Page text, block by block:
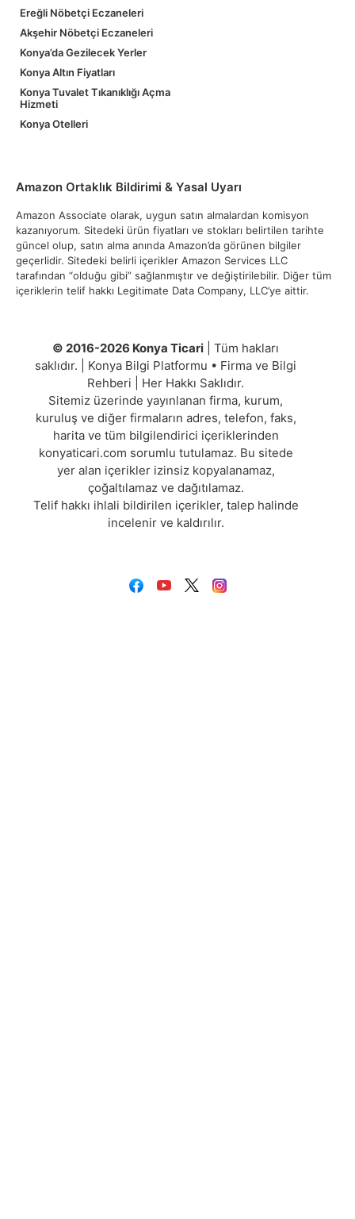
Ereğli Nöbetçi Eczaneleri
Akşehir Nöbetçi Eczaneleri
Konya’da Gezilecek Yerler
Konya Altın Fiyatları
Konya Tuvalet Tıkanıklığı Açma
Hizmeti
Konya Otelleri
Amazon Ortaklık Bildirimi & Yasal Uyarı
Amazon Associate olarak, uygun satın almalardan komisyon
kazanıyorum. Sitedeki ürün fiyatları ve stokları belirtilen tarihte
güncel olup, satın alma anında Amazon’da görünen bilgiler
geçerlidir. Sitedeki belirli içerikler Amazon Services LLC
tarafından “olduğu gibi” sağlanmıştır ve değiştirilebilir. Diğer tüm
içeriklerin telif hakkı Legitimate Data Company, LLC’ye aittir.
© 2016-2026 Konya Ticari | Tüm hakları
saklıdır. | Konya Bilgi Platformu • Firma ve Bilgi
Rehberi | Her Hakkı Saklıdır.
Sitemiz üzerinde yayınlanan firma, kurum,
kuruluş ve diğer firmaların adres, telefon, faks,
harita ve tüm bilgilendirici içeriklerinden
konyaticari.com sorumlu tutulamaz. Bu sitede
yer alan içerikler izinsiz kopyalanamaz,
çoğaltılamaz ve dağıtılamaz.
Telif hakkı ihlali bildirilen içerikler, talep halinde
incelenir ve kaldırılır.